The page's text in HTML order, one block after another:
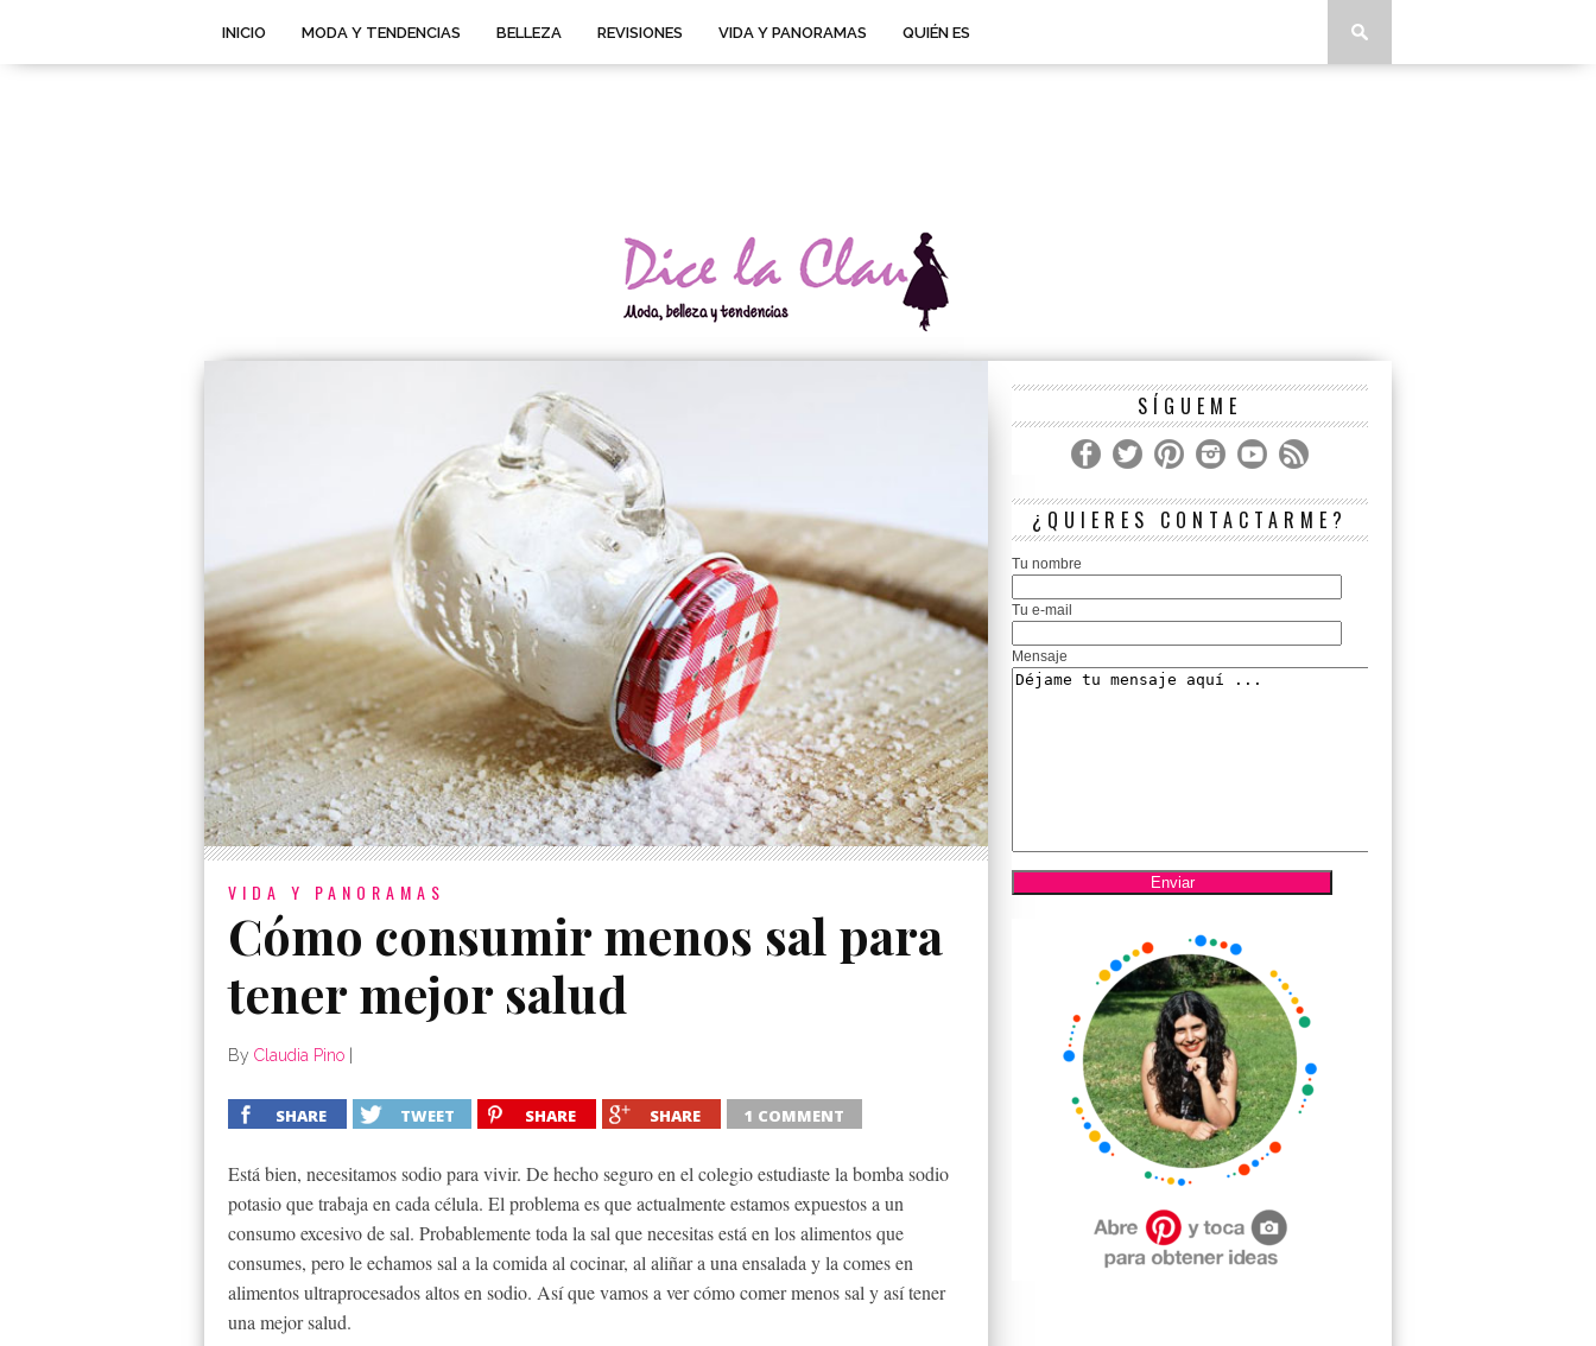
INICIO MODA Y TENDENCIAS BELLEZA REVISIONES VIDA Y PANORAMAS QUIÉN ES
VIDA Y PANORAMAS
Cómo consumir menos sal para
tener mejor salud
By Claudia Pino
SHARE TWEET SHARE SHARE 1 COMMENT
Está bien, necesitamos sodio para vivir. De hecho seguro en el colegio estudiaste la bomba sodio
potasio que trabaja en cada célula. El problema es que actualmente estamos expuestos a un
consumo excesivo de sal. Probablemente toda la sal que necesitas está en los alimentos que
consumes, pero le echamos sal a la comida al cocinar, al aliñar a una ensalada y la comes en
alimentos ultraprocesados altos en sodio. Así que vamos a ver cómo comer menos sal y así tener
una mejor salud.
SÍGUEME
¿QUIERES CONTACTARME?
Tu nombre
Tu e-mail
Mensaje